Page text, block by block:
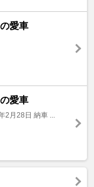
愛車
愛車
2月28日 納車 ...